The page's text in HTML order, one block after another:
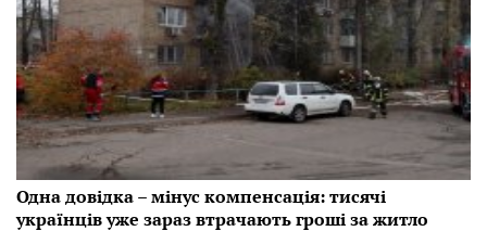
Одна довідка – мінус компенсація: тисячі
українців уже зараз втрачають гроші за житло